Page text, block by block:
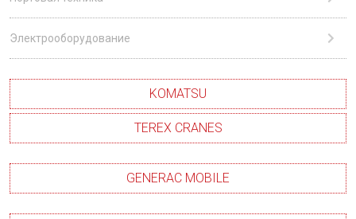
Электрооборудование
KOMATSU
TEREX CRANES
GENERAC MOBILE